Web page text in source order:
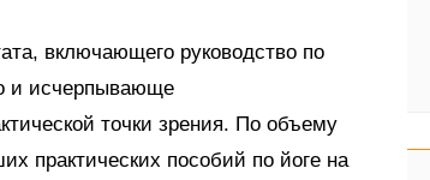
включающего руководство по
и исчерпывающе
точки зрения. По объему
практических пособий по йоге на